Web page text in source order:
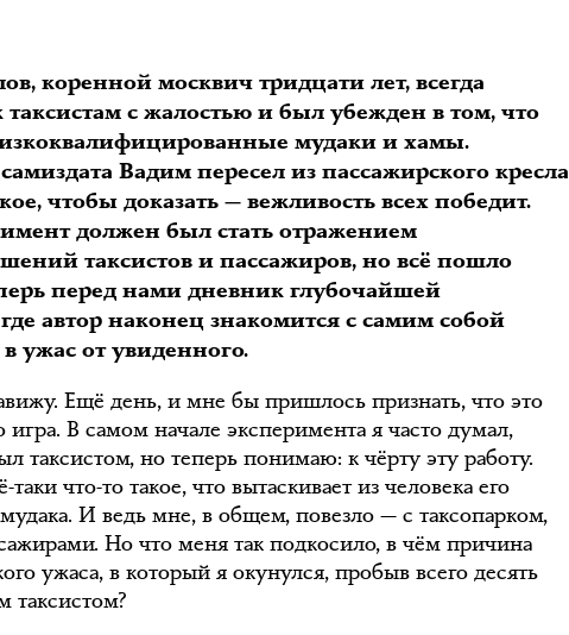
коренной москвич тридцати лет, всегда
таксистам с жалостью и был убежден в том, что
мудаки и хамы.
Вадим пересел из пассажирского кресла
чтобы доказать — вежливость всех победит.
должен был стать отражением
таксистов и пассажиров, но всё пошло
перед нами дневник глубочайшей
автор наконец знакомится с самим собой
ужас от увиденного.
Ещё день, и мне бы пришлось признать, что это
игра. В самом начале эксперимента я часто думал,
таксистом, но теперь понимаю: к чёрту эту работу.
таки что-то такое, что вытаскивает из человека его
И ведь мне, в общем, повезло — с таксопарком,
Но что меня так подкосило, в чём причина
ужаса, в который я окунулся, пробыв всего десять
таксистом?